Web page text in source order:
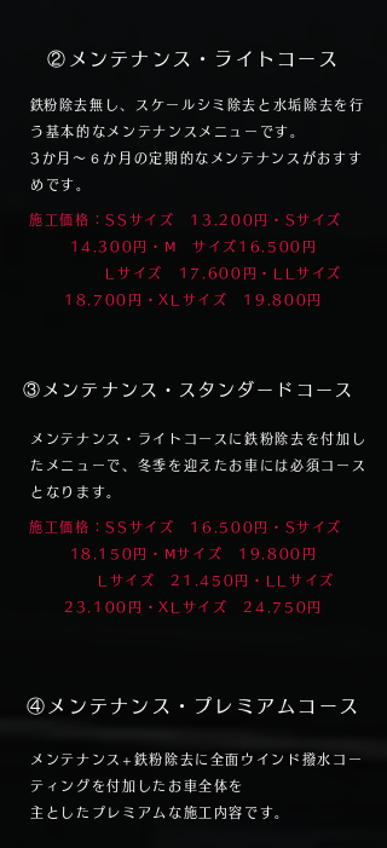
②​メンテナンス・ライトコース
​鉄粉除去無し、スケールシミ除去と水垢除去を行
う基本的なメンテナンスメニューです。
​3か月～６か月の定期的なメンテナンスがおすす
めです。
施工価格：SSサイズ 13.200円・Sサイズ
14.300円・Ⅿ サイズ16.500円
​Lサイズ 17.600円・LLサイズ
18.700円・XLサイズ 19.800円
​③メンテナンス・スタンダードコース
メンテナンス・ライトコースに鉄粉除去を付加し
たメニューで、冬季を迎えたお車には必須コース
となります。
施工価格：SSサイズ 16.500円・Sサイズ
18.150円・Ⅿサイズ 19.800円
​Lサイズ 21.450円・LLサイズ
23.100円・XLサイズ 24.750円
​④メンテナンス・プレミアムコース
メンテナンス+鉄粉除去に全面ウインド撥水コー
ティングを付加したお車全体を
主としたプレミアムな施工内容です。